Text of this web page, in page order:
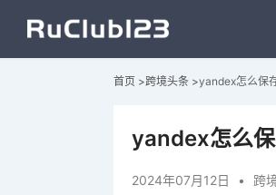
首页 >跨境头条 >yandex怎么保
yandex怎么
2024年07月12日 • 跨